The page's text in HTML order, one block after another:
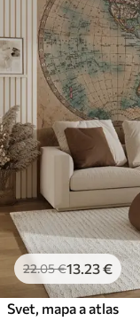
22.05€13.23€
Svet, mapa a atlas